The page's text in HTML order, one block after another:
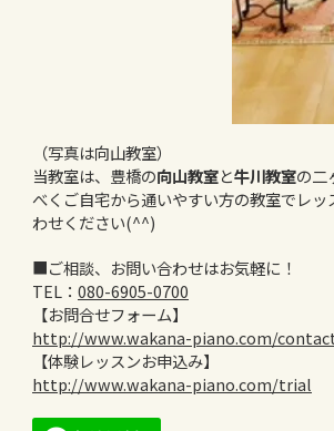
（写真は向山教室）
当教室は、豊橋の向山教室と牛川教室の二
べくご自宅から通いやすい方の教室でレ
わせください(^^)
■ご相談、お問い合わせはお気軽に！
TEL： 080-6905-0700
【お問合せフォーム】
http://www.wakana-piano.com/
【体験レッスンお申込み】
http://www.wakana-piano.com/trial